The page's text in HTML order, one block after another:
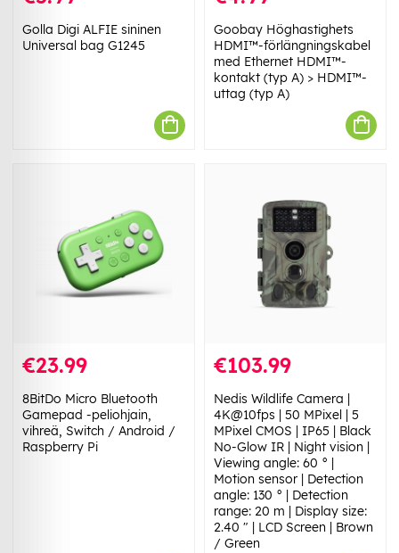
Golla Digi ALFIE sininen
Universal bag G1245
Goobay Höghastighets
HDMI™-förlängningskabel
med Ethernet HDMI™-
kontakt (typ A) > HDMI™-
uttag (typ A)
€23.99
8BitDo Micro Bluetooth
Gamepad -peliohjain,
vihreä, Switch / Android /
Raspberry Pi
€103.99
Nedis Wildlife Camera |
4K@10fps | 50 MPixel | 5
MPixel CMOS | IP65 | Black
No-Glow IR | Night vision |
Viewing angle: 60 ° |
Motion sensor | Detection
angle: 130 ° | Detection
range: 20 m | Display size:
2.40 " | LCD Screen | Brown
/ Green